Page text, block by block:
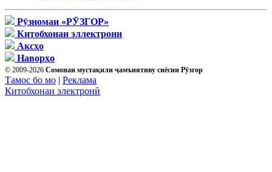
Рӯзномаи «РӮЗГОР»
Китобхонаи эллектрони
Аксҳо
Наворҳо
© 2009-2026 Сомонаи мустақили ҷамъиятиву сиёсии Рӯзгор
Тамос бо мо | Реклама
Китобхонаи электронӣ